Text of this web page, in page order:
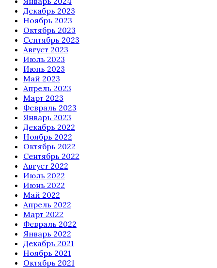
Декабрь 2023
Ноябрь 2023
Октябрь 2023
Сентябрь 2023
Август 2023
Июль 2023
Июнь 2023
Май 2023
Апрель 2023
Март 2023
Февраль 2023
Январь 2023
Декабрь 2022
Ноябрь 2022
Октябрь 2022
Сентябрь 2022
Август 2022
Июль 2022
Июнь 2022
Май 2022
Апрель 2022
Март 2022
Февраль 2022
Январь 2022
Декабрь 2021
Ноябрь 2021
Октябрь 2021